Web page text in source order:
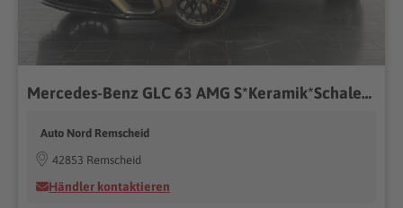
Mercedes-Benz GLC 63 AMG S*Keramik*Schale*S-AGA*Pano*Aero*360°
Auto Nord Remscheid
42853 Remscheid
Händler kontaktieren